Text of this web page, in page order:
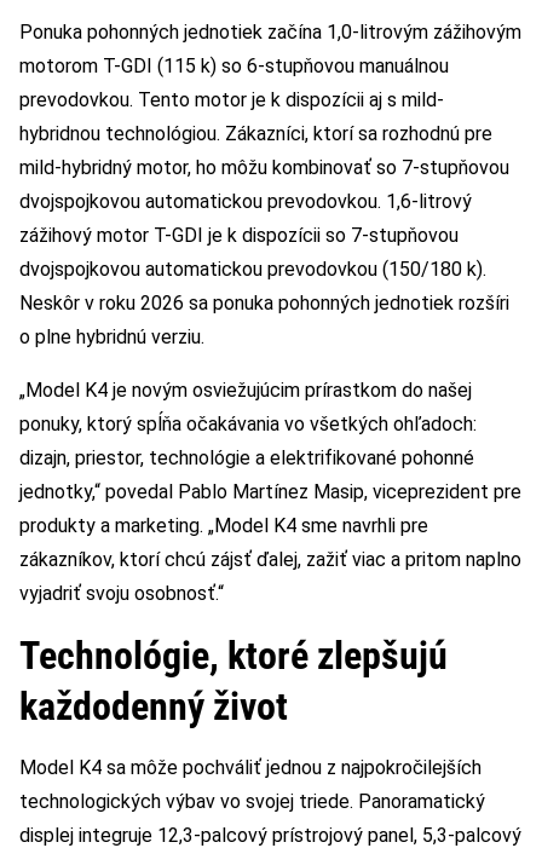
Ponuka pohonných jednotiek začína 1,0-litrovým zážihovým
motorom T-GDI (115 k) so 6-stupňovou manuálnou
prevodovkou. Tento motor je k dispozícii aj s mild-
hybridnou technológiou. Zákazníci, ktorí sa rozhodnú pre
mild-hybridný motor, ho môžu kombinovať so 7-stupňovou
dvojspojkovou automatickou prevodovkou. 1,6-litrový
zážihový motor T-GDI je k dispozícii so 7-stupňovou
dvojspojkovou automatickou prevodovkou (150/180 k).
Neskôr v roku 2026 sa ponuka pohonných jednotiek rozšíri
o plne hybridnú verziu.
„Model K4 je novým osviežujúcim prírastkom do našej
ponuky, ktorý spĺňa očakávania vo všetkých ohľadoch:
dizajn, priestor, technológie a elektrifikované pohonné
jednotky,“ povedal Pablo Martínez Masip, viceprezident pre
produkty a marketing. „Model K4 sme navrhli pre
zákazníkov, ktorí chcú zájsť ďalej, zažiť viac a pritom naplno
vyjadriť svoju osobnosť.“
Technológie, ktoré zlepšujú
každodenný život
Model K4 sa môže pochváliť jednou z najpokročilejších
technologických výbav vo svojej triede. Panoramatický
displej integruje 12,3-palcový prístrojový panel, 5,3-palcový